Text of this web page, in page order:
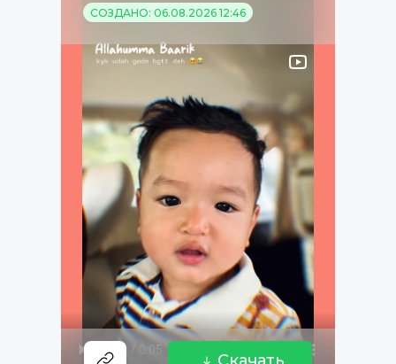
СОЗДАНО: 06.08.2026 12:46